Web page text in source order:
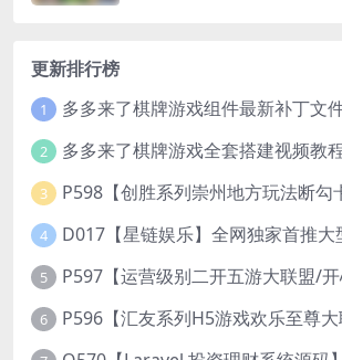
更新排行榜
1 多多来了棋牌游戏组件最新补丁文
2 多多来了棋牌游戏全套搭建视频教
3
4
5
6